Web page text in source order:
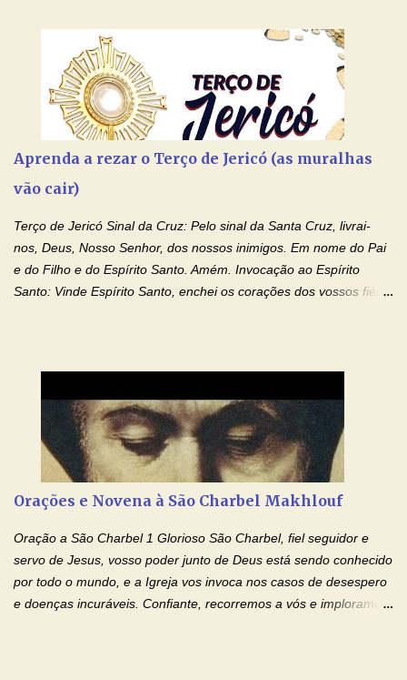
Aprenda a rezar o Terço de Jericó (as muralhas
vão cair)
Terço de Jericó Sinal da Cruz: Pelo sinal da Santa Cruz, livrai-
nos, Deus, Nosso Senhor, dos nossos inimigos. Em nome do Pai
e do Filho e do Espírito Santo. Amém. Invocação ao Espírito
Santo: Vinde Espírito Santo, enchei os corações dos vossos fiéis
o mesmo Espírito e gozemos sempre da sua consolação. Por
Cristo, Senhor Nosso. Amém. Creio: Creio em Deus Pai Todo-
Poderoso, Criador do céu e da terra; e em Jesus Cristo, seu
único Filho, nosso Senhor; que foi concebido pelo poder do Espí­
foi crucificado, morto e sepultado. Desceu à mansão dos mortos;
ressuscitou ao terceiro dia; subiu aos céus, está sentado à direita
de Deus Pai todo-poderoso, donde há de vir a julgar os v...
Orações e Novena à São Charbel Makhlouf
Oração a São Charbel 1 Glorioso São Charbel, fiel seguidor e
servo de Jesus, vosso poder junto de Deus está sendo conhecido
por todo o mundo, e a Igreja vos invoca nos casos de desespero
e doenças incuráveis. Confiante, recorremos a vós e imploramos